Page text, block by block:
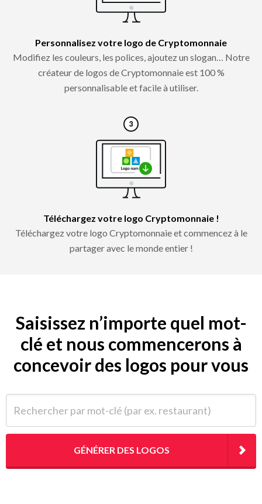
Personnalisez votre logo de Cryptomonnaie
Modifiez les couleurs, les polices, ajoutez un slogan… Notre
créateur de logos de Cryptomonnaie est 100 %
personnalisable et facile à utiliser.
Téléchargez votre logo Cryptomonnaie !
Téléchargez votre logo Cryptomonnaie et commencez à le
partager avec le monde entier !
Saisissez n’importe quel mot-
clé et nous commencerons à
concevoir des logos pour vous
GÉNÉRER DES LOGOS